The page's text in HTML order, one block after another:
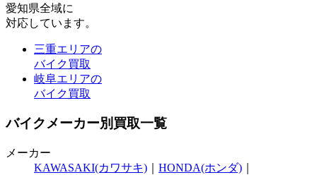
愛知県全域に
対応しています。
三重エリアの
バイク買取
岐阜エリアの
バイク買取
バイクメーカー別買取一覧
メーカー
KAWASAKI(カワサキ)
HONDA(ホンダ)